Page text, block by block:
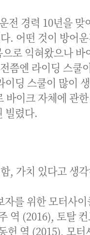
전 경력 10년을
. 어떤 것이 방어
로 익혀왔으나
쯤엔 라이딩 스쿨
이딩 스쿨이 많이
바이크 자체에 관
빌렸다.
, 가치 있다고 생
자를 위한 모터사
역 (2016), 토탈
헌 역 (2015), 모